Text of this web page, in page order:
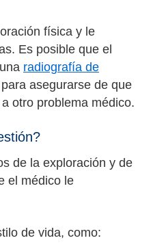
física y le
Es posible que el
radiografía de
asegurarse de que
otro problema médico.
de la exploración y de
el médico le
de vida, como: